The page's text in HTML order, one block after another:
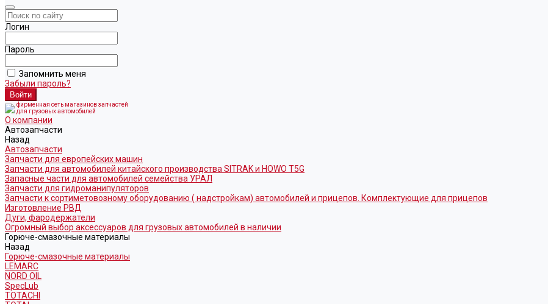
Логин
Пароль
Запомнить меня
Забыли пароль?
фирменная сеть магазинов запчастей
для грузовых автомобилей
О компании
Автозапчасти
Назад
Автозапчасти
Запчасти для европейских машин
Запчасти для автомобилей китайского производства SITRAK и HOWO T5G
Запасные части для автомобилей семейства УРАЛ
Запчасти для гидроманипуляторов
Запчасти к сортиметовозному оборудованию ( надстройкам) автомобилей и прицепов. Комплектующие для прицепов
Изготовление РВД
Дуги, фародержатели
Огромный выбор аксессуаров для грузовых автомобилей в наличии
Горюче-смазочные материалы
Назад
Горюче-смазочные материалы
LEMARC
NORD OIL
SpecLub
TOTACHI